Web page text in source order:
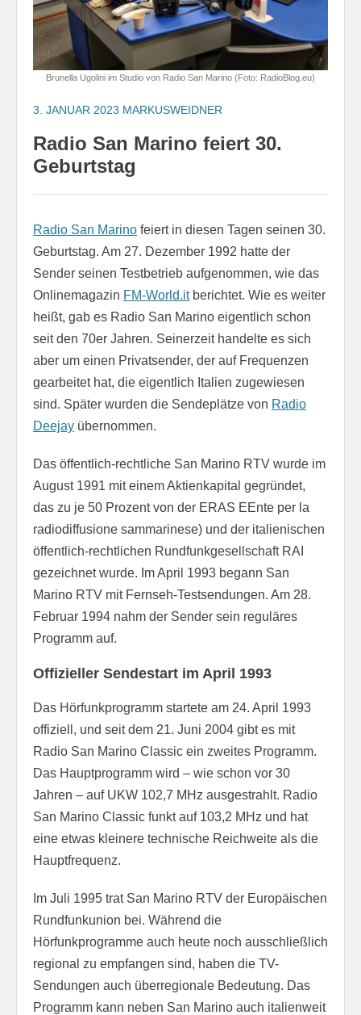
Brunella Ugolini im Studio von Radio San Marino (Foto: RadioBlog.eu)
3. JANUAR 2023 MARKUSWEIDNER
Radio San Marino feiert 30.
Geburtstag
Radio San Marino feiert in diesen Tagen seinen 30.
Geburtstag. Am 27. Dezember 1992 hatte der
Sender seinen Testbetrieb aufgenommen, wie das
Onlinemagazin FM-World.itberichtet. Wie es weiter
heißt, gab es Radio San Marino eigentlich schon
seit den 70er Jahren. Seinerzeit handelte es sich
aber um einen Privatsender, der auf Frequenzen
gearbeitet hat, die eigentlich Italien zugewiesen
sind. Später wurden die Sendeplätze von Radio
Deejay übernommen.
Das öffentlich-rechtliche San Marino RTV wurde im
August 1991 mit einem Aktienkapital gegründet,
das zu je 50 Prozent von der ERAS EEnte per la
radiodiffusione sammarinese) und der italienischen
öffentlich-rechtlichen Rundfunkgesellschaft RAI
gezeichnet wurde. Im April 1993 begann San
Marino RTV mit Fernseh-Testsendungen. Am 28.
Februar 1994 nahm der Sender sein reguläres
Programm auf.
Offizieller Sendestart im April 1993
Das Hörfunkprogramm startete am 24. April 1993
offiziell, und seit dem 21. Juni 2004 gibt es mit
Radio San Marino Classic ein zweites Programm.
Das Hauptprogramm wird – wie schon vor 30
Jahren – auf UKW 102,7 MHz ausgestrahlt. Radio
San Marino Classic funkt auf 103,2 MHz und hat
eine etwas kleinere technische Reichweite als die
Hauptfrequenz.
Im Juli 1995 trat San Marino RTV der Europäischen
Rundfunkunion bei. Während die
Hörfunkprogramme auch heute noch ausschließlich
regional zu empfangen sind, haben die TV-
Sendungen auch überregionale Bedeutung. Das
Programm kann neben San Marino auch italienweit